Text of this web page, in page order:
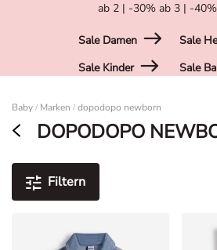
ab 2 | -30% ab 3 | -
Sale Damen
Sale
Sale Kinder
Sale
Baby / Marken / dopodopo newborn
DOPODOPO
Filtern